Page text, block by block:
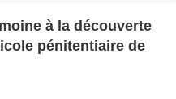
à la découverte
pénitentiaire de